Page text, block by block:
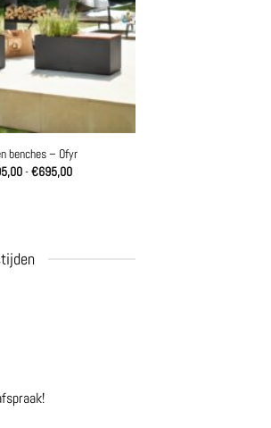
benches – Ofyr
-€695,00Prijsklasse: